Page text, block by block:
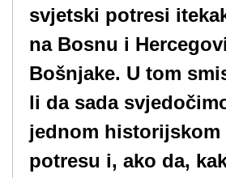
svjetski potresi
na Bosnu i
Bošnjake. U tom
li da sada
jednom historijskom
potresu i, ako da,